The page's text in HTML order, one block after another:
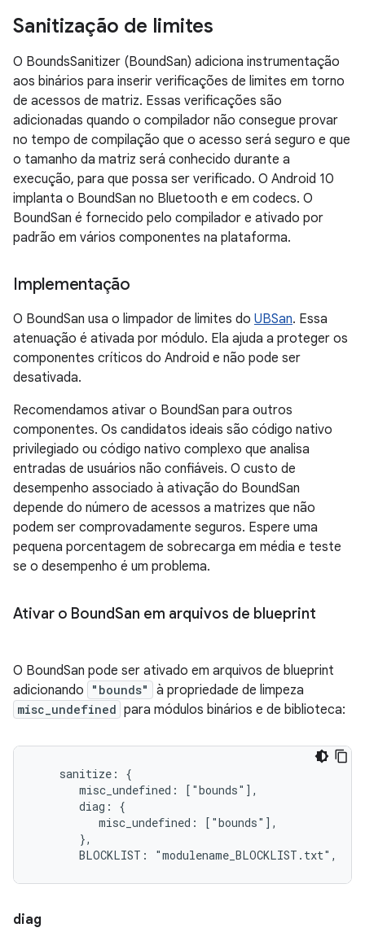
Sanitização de limites
O BoundsSanitizer (BoundSan) adiciona instrumentação
aos binários para inserir verificações de limites em torno
de acessos de matriz. Essas verificações são
adicionadas quando o compilador não consegue provar
no tempo de compilação que o acesso será seguro e que
o tamanho da matriz será conhecido durante a
execução, para que possa ser verificado. O Android 10
implanta o BoundSan no Bluetooth e em codecs. O
BoundSan é fornecido pelo compilador e ativado por
padrão em vários componentes na plataforma.
Implementação
O BoundSan usa o limpador de limites do UBSan. Essa
atenuação é ativada por módulo. Ela ajuda a proteger os
componentes críticos do Android e não pode ser
desativada.
Recomendamos ativar o BoundSan para outros
componentes. Os candidatos ideais são código nativo
privilegiado ou código nativo complexo que analisa
entradas de usuários não confiáveis. O custo de
desempenho associado à ativação do BoundSan
depende do número de acessos a matrizes que não
podem ser comprovadamente seguros. Espere uma
pequena porcentagem de sobrecarga em média e teste
se o desempenho é um problema.
Ativar o BoundSan em arquivos de blueprint
O BoundSan pode ser ativado em arquivos de blueprint
adicionando
"bounds" à propriedade de limpeza
misc_undefined para módulos binários e de biblioteca:
    sanitize: {
       misc_undefined: ["bounds"],
       diag: {
          misc_undefined: ["bounds"],
       },
       BLOCKLIST: "modulename_BLOCKLIST.txt",
diag